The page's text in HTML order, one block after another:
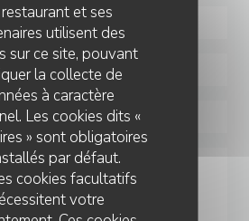
restaurant et ses
utilisent des
sur ce site, pouvant
la collecte de
à caractère
Les cookies dits «
» sont obligatoires
par défaut.
cookies facultatifs
votre